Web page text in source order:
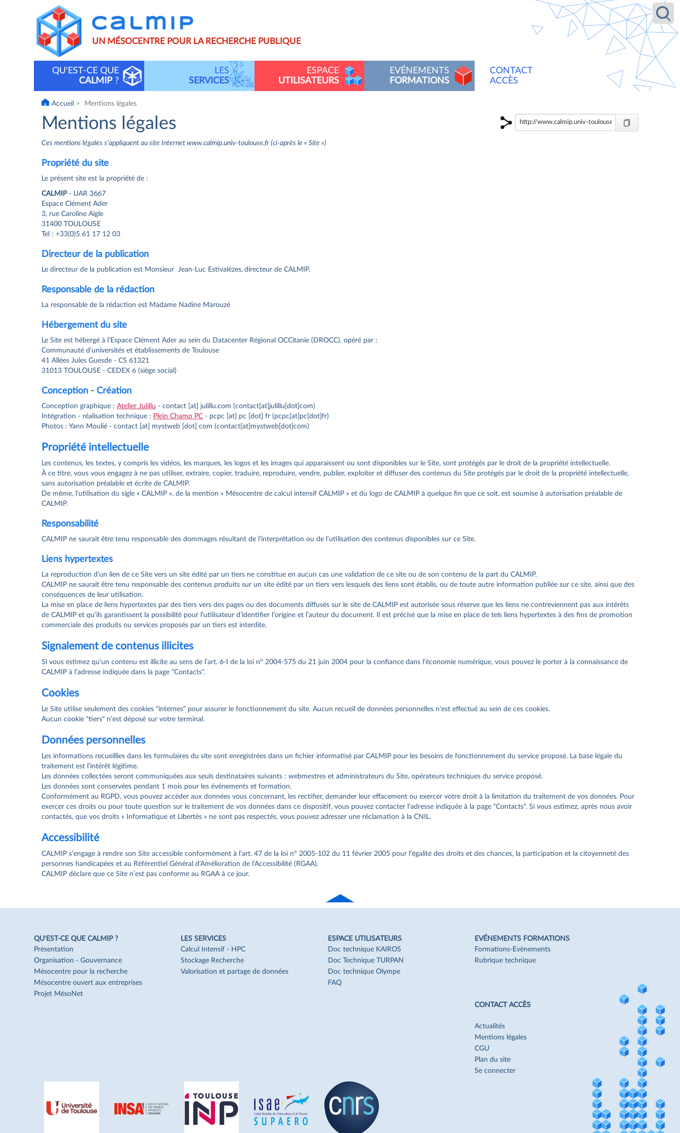
UN MÉSOCENTRE POUR LA RECHERCHE PUBLIQUE
Recherche
Main
QU'EST-CE QUE
CALMIP?
LES
SERVICES
ESPACE
UTILISATEURS
EVÉNEMENTS
FORMATIONS
CONTACT
ACCÈS
Accueil Mentions légales
Mentions légales
Ces mentions légales s'appliquent au site Internet www.calmip.univ-toulouse.fr (ci-après le « Site »)
Propriété du site
Le présent site est la propriété de :
CALMIP- UAR 3667
Espace Clément Ader
3, rue Caroline Aigle
31400 TOULOUSE
Tel : +33(0)5 61 17 12 03
Directeur de la publication
Le directeur de la publication est Monsieur Jean-Luc Estivalèzes,directeur de CALMIP.
Responsable de la rédaction
La responsable de la rédaction est Madame Nadine Marouzé
Hébergement du site
Le Site est hébergé à l’Espace Clément Ader au sein du Datacenter Régional OCCitanie (DROCC), opéré par :
Communauté d’universités et établissements de Toulouse
41 Allées Jules Guesde - CS 61321
31013 TOULOUSE - CEDEX 6 (siège social)
Conception - Création
Conception graphique :Atelier Julillu -contact [at] julillu.com (contact[at]julillu[dot]com)
Intégration - réalisation technique : Plein Champ PC - pcpc [at] pc [dot]fr (pcpc[at]pc[dot]fr)
Photos : Yann Moulié -contact [at] mystweb [dot]com (contact[at]mystweb[dot]com)
Propriété intellectuelle
Les contenus, les textes, y compris les vidéos, les marques, les logos et les images qui apparaissent ou sont disponibles sur le Site, sont protégés par le droit de la propriété intellectuelle.
À ce titre, vous vous engagez à ne pas utiliser, extraire, copier, traduire, reproduire, vendre, publier, exploiter et diffuser des contenus du Site protégés par le droit de la propriété intellectuelle,
sans autorisation préalable et écrite de CALMIP.
De même, l’utilisation du sigle « CALMIP », de la mention « Mésocentre de calcul intensif CALMIP » et du logo de CALMIP à quelque fin que ce soit, est soumise à autorisation préalable de
CALMIP.
Responsabilité
CALMIP ne saurait être tenu responsable des dommages résultant de l’interprétation ou de l’utilisation des contenus disponibles sur ce Site.
Liens hypertextes
La reproduction d’un lien de ce Site vers un site édité par un tiers ne constitue en aucun cas une validation de ce site ou de son contenu de la part du CALMIP.
CALMIP ne saurait être tenu responsable des contenus produits sur un site édité par un tiers vers lesquels des liens sont établis, ou de toute autre information publiée sur ce site, ainsi que des
conséquences de leur utilisation.
La mise en place de liens hypertextes par des tiers vers des pages ou des documents diffusés sur le site de CALMIP est autorisée sous réserve que les liens ne contreviennent pas aux intérêts
de CALMIP et qu’ils garantissent la possibilité pour l’utilisateur d’identifier l’origine et l’auteur du document. Il est précisé que la mise en place de tels liens hypertextes à des fins de promotion
commerciale des produits ou services proposés par un tiers est interdite.
Signalement de contenus illicites
Si vous estimez qu’un contenu est illicite au sens de l’art. 6-I de la loi n° 2004-575 du 21 juin 2004 pour la confiance dans l’économie numérique, vous pouvez le porter à la connaissance de
CALMIP à l’adresse indiquée dans la page "Contacts".
Cookies
Le Site utilise seulement des cookies "internes" pour assurer le fonctionnement du site. Aucun recueil de données personnelles n’est effectué au sein de ces cookies.
Aucun cookie "tiers" n’est déposé sur votre terminal.
Données personnelles
Les informations recueillies dans les formulaires du site sont enregistrées dans un fichier informatisé par CALMIP pour les besoins de fonctionnement du service proposé. La base légale du
traitement est l’intérêt légitime.
Les données collectées seront communiquées aux seuls destinataires suivants : webmestres et administrateurs du Site, opérateurs techniques du service proposé.
Les données sont conservées pendant 1 mois pour les événements et formation.
Conformément au RGPD, vous pouvez accéder aux données vous concernant, les rectifier, demander leur effacement ou exercer votre droit à la limitation du traitement de vos données. Pour
exercer ces droits ou pour toute question sur le traitement de vos données dans ce dispositif, vous pouvez contacter l’adresse indiquée à la page "Contacts". Si vous estimez, après nous avoir
contactés, que vos droits « Informatique et Libertés » ne sont pas respectés, vous pouvez adresser une réclamation à la CNIL.
Accessibilité
CALMIP s’engage à rendre son Site accessible conformément à l’art. 47 de la loi n° 2005-102 du 11 février 2005 pour l’égalité des droits et des chances, la participation et la citoyenneté des
personnes handicapées et au Référentiel Général d’Amélioration de l’Accessibilité (RGAA).
CALMIP déclare que ce Site n’est pas conforme au RGAA à ce jour.
de page
Navigation
QU'EST-CE QUE CALMIP ?
Présentation
Organisation - Gouvernance
Mésocentre pour la recherche
Mésocentre ouvert aux entreprises
Projet MésoNet
LES SERVICES
Calcul Intensif - HPC
Stockage Recherche
Valorisation et partage de données
ESPACE UTILISATEURS
Doc technique KAIROS
Doc Technique TURPAN
Doc technique Olympe
FAQ
EVÉNEMENTS FORMATIONS
Formations-Evènements
Rubrique technique
CONTACT ACCÈS
Pied
de
page
Actualités
Mentions légales
CGU
Plan du site
Se connecter